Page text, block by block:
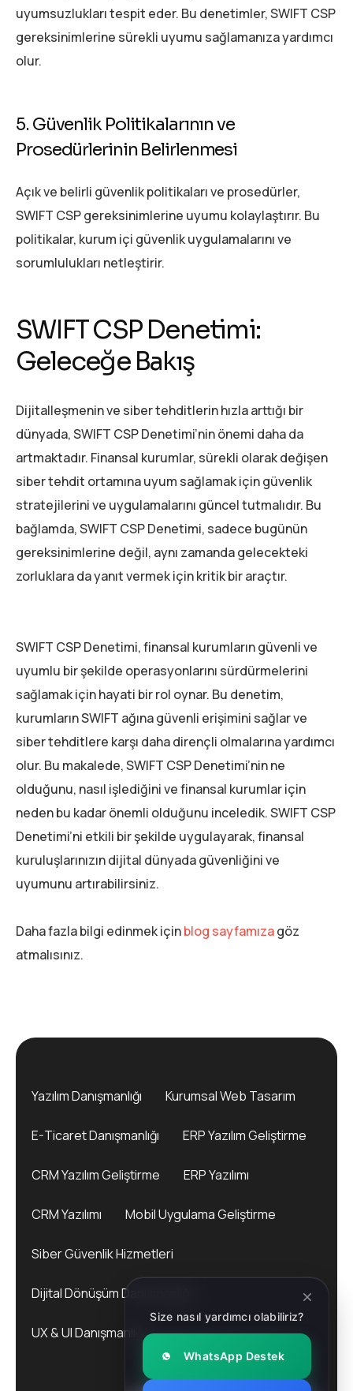
uyumsuzlukları tespit eder. Bu denetimler, SWIFT CSP
gereksinimlerine sürekli uyumu sağlamanıza yardımcı
olur.
5. Güvenlik Politikalarının ve
Prosedürlerinin Belirlenmesi
Açık ve belirli güvenlik politikaları ve prosedürler,
SWIFT CSP gereksinimlerine uyumu kolaylaştırır. Bu
politikalar, kurum içi güvenlik uygulamalarını ve
sorumlulukları netleştirir.
SWIFT CSP Denetimi:
Geleceğe Bakış
Dijitalleşmenin ve siber tehditlerin hızla arttığı bir
dünyada, SWIFT CSP Denetimi’nin önemi daha da
artmaktadır. Finansal kurumlar, sürekli olarak değişen
siber tehdit ortamına uyum sağlamak için güvenlik
stratejilerini ve uygulamalarını güncel tutmalıdır. Bu
bağlamda, SWIFT CSP Denetimi, sadece bugünün
gereksinimlerine değil, aynı zamanda gelecekteki
zorluklara da yanıt vermek için kritik bir araçtır.
SWIFT CSP Denetimi, finansal kurumların güvenli ve
uyumlu bir şekilde operasyonlarını sürdürmelerini
sağlamak için hayati bir rol oynar. Bu denetim,
kurumların SWIFT ağına güvenli erişimini sağlar ve
siber tehditlere karşı daha dirençli olmalarına yardımcı
olur. Bu makalede, SWIFT CSP Denetimi’nin ne
olduğunu, nasıl işlediğini ve finansal kurumlar için
neden bu kadar önemli olduğunu inceledik. SWIFT CSP
Denetimi’ni etkili bir şekilde uygulayarak, finansal
kuruluşlarınızın dijital dünyada güvenliğini ve
uyumunu artırabilirsiniz.
Daha fazla bilgi edinmek içinblog sayfamızagöz
atmalısınız.
Yazılım Danışmanlığı Kurumsal Web Tasarım
E-Ticaret Danışmanlığı ERP Yazılım Geliştirme
CRM Yazılım Geliştirme ERP Yazılımı
CRM Yazılımı Mobil Uygulama Geliştirme
Siber Güvenlik Hizmetleri
Dijital Dönüşüm Danışmanlığı
UX & UI Danışmanlığı
Size nasıl yardımcı olabiliriz?
WhatsApp Destek